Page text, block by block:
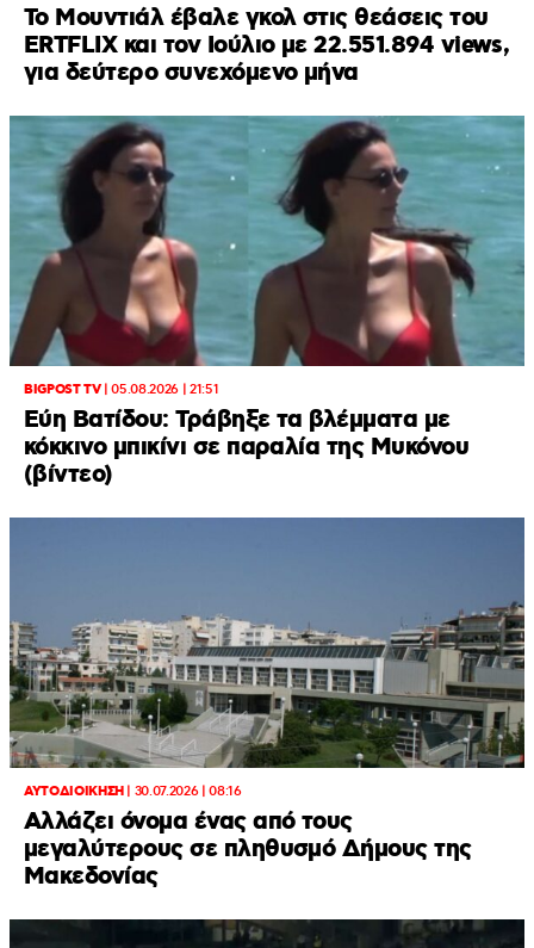
Το Μουντιάλ έβαλε γκολ στις θεάσεις του
ERTFLIX και τον Ιούλιο με 22.551.894 views,
για δεύτερο συνεχόμενο μήνα
BIGPOST TV|05.08.2026 | 21:51
Εύη Βατίδου: Τράβηξε τα βλέμματα με
κόκκινο μπικίνι σε παραλία της Μυκόνου
(βίντεο)
ΑΥΤΟΔΙΟΙΚΗΣΗ| 30.07.2026 | 08:16
Αλλάζει όνομα ένας από τους
μεγαλύτερους σε πληθυσμό Δήμους της
Μακεδονίας